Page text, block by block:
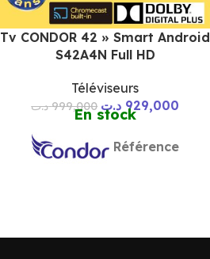
Tv CONDOR 42 » Smart Android
S42A4N Full HD
Téléviseurs
999,000 د.ت 929,000 د.ت
En stock
Référence